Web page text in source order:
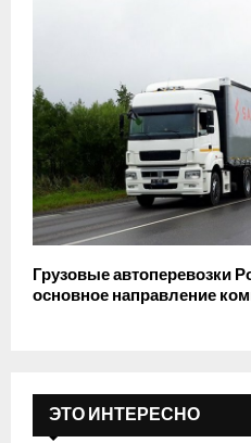
Грузовые автоперевозки
основное направление
ЭТО ИНТЕРЕСНО